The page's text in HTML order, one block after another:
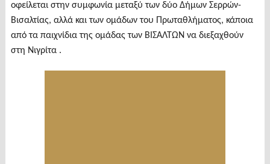
οφείλεται στην συμφωνία μεταξύ των δύο Δήμων Σερρών-
Βισαλτίας, αλλά και των ομάδων του Πρωταθλήματος, κάποια
από τα παιχνίδια της ομάδας των ΒΙΣΑΛΤΩΝ να διεξαχθούν
στη Νιγρίτα .